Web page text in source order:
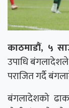
काठमाडौं, ५
उपाधि
पराजित गर्दै
बंगलादेशको